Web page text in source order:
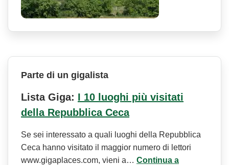
Parte di un gigalista
Lista Giga: I 10 luoghi più visitati
della Repubblica Ceca
Se sei interessato a quali luoghi della Repubblica
Ceca hanno visitato il maggior numero di lettori
www.gigaplaces.com, vieni a… Continua a